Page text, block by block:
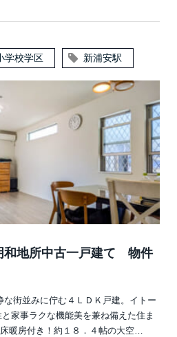
学校学区 新浦安駅
地所中古一戸建て 物件
な街並みに佇む４ＬＤＫ戸建。イトー
家事ラクな機能美を兼ね備えた住ま
暖房付き！約１８．４帖の大空…